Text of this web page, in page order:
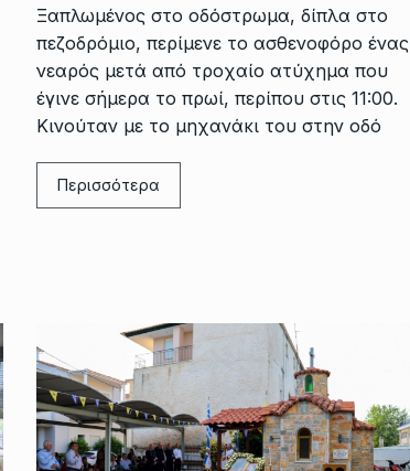
Ξαπλωμένος στο οδόστρωμα, δίπλα στο
πεζοδρόμιο, περίμενε το ασθενοφόρο ένας
νεαρός μετά από τροχαίο ατύχημα που
έγινε σήμερα το πρωί, περίπου στις 11:00.
Κινούταν με το μηχανάκι του στην οδό
Περισσότερα